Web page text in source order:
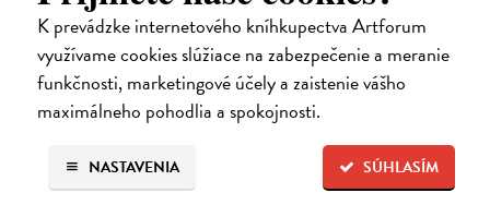
K prevádzke internetového kníhkupectva Artforum
využívame cookies slúžiace na zabezpečenie a meranie
funkčnosti, marketingové účely a zaistenie vášho
maximálneho pohodlia a spokojnosti.
SÚHLASÍM
NASTAVENIA
Japonsko. Krajina vychádzajúceho slnka
Pauluth Josephine, Bohnke Christin